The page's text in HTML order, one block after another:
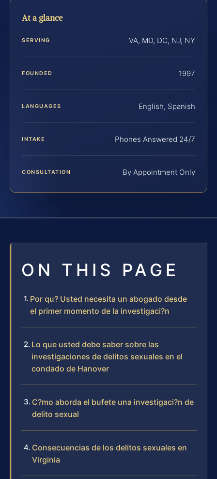
At a glance
SERVING VA, MD, DC, NJ, NY
FOUNDED 1997
LANGUAGES English, Spanish
INTAKE Phones Answered 24/7
CONSULTATION By Appointment Only
ON THIS PAGE
Por qu? Usted necesita un abogado desde
el primer momento de la investigaci?n
Lo que usted debe saber sobre las
investigaciones de delitos sexuales en el
condado de Hanover
C?mo aborda el bufete una investigaci?n de
delito sexual
Consecuencias de los delitos sexuales en
Virginia